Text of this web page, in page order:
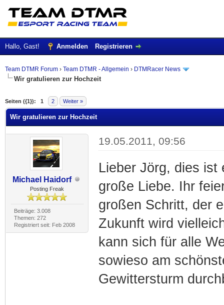
Hallo, Gast! Anmelden Registrieren
Team DTMR Forum › Team DTMR - Allgemein › DTMRacer News
Wir gratulieren zur Hochzeit
Seiten ({1}): 1 2 Weiter »
Durchschnitt
Wir gratulieren zur Hochzeit
Michael Haidorf
Posting Freak
Beiträge: 3.008
Themen: 272
Registriert seit: Feb 2008
19.05.2011, 09:56
Lieber Jörg, dies ist
große Liebe. Ihr
großen Schritt, der
Zukunft wird
kann sich für alle
sowieso am
Gewittersturm